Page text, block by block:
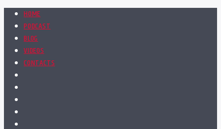
HOME
PODCAST
BLOG
VIDEOS
CONTACTS